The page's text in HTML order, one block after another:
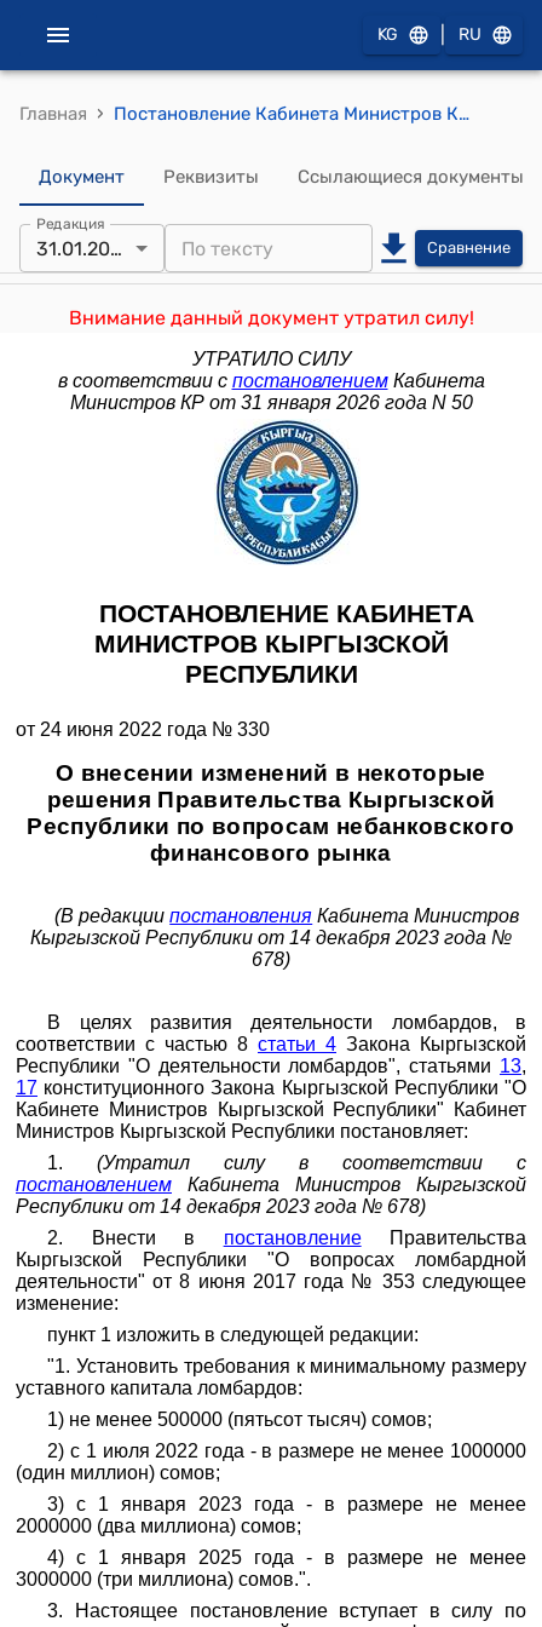
KG RU
Главная › Постановление Кабинета Министров Кыргызской Республики от 24 июня 2022 года № 330 "О внесении изменений в некоторые решения Правительства Кыргызской Республики по вопросам небанковского финансового рынка"
Документ Реквизиты Ссылающиеся документы
Редакция
31.01.2026 Сравнение
Внимание данный документ утратил силу!